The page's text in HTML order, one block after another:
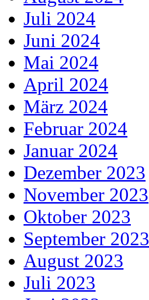
Juli 2024
Juni 2024
Mai 2024
April 2024
März 2024
Februar 2024
Januar 2024
Dezember 2023
November 2023
Oktober 2023
September 2023
August 2023
Juli 2023